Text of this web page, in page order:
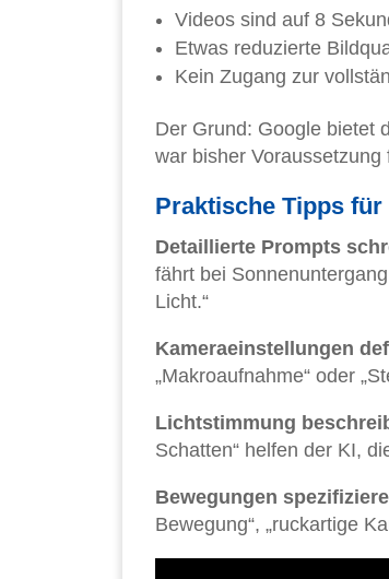
Videos sind auf 8
Etwas reduzierte
Kein Zugang zur
Der Grund: Google bietet
war bisher
Praktische Tipps
Detaillierte Prompts
fährt bei
Licht.“
Kameraeinstellungen
„Makroaufnahme“ oder
Lichtstimmung
Schatten“ helfen der KI,
Bewegungen
Bewegung“, „ruckartige